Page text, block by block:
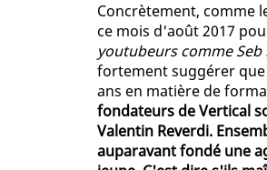
Concrètement, comme
ce mois d'août 2017
youtubeurs comme
fortement suggérer que
ans en matière de
fondateurs de Vertical
Valentin Reverdi.
auparavant fondé une